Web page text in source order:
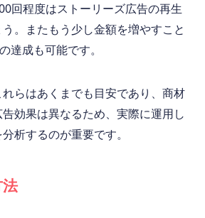
回程度はストーリーズ広告の再生
。またもう少し金額を増やすこと
達成も可能です。
らはあくまでも目安であり、商材
効果は異なるため、実際に運用し
析するのが重要です。